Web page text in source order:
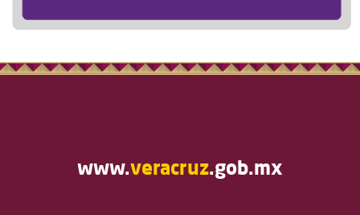
www.veracruz.gob.mx